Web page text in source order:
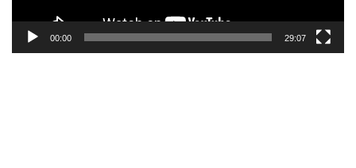
00:00 29:07